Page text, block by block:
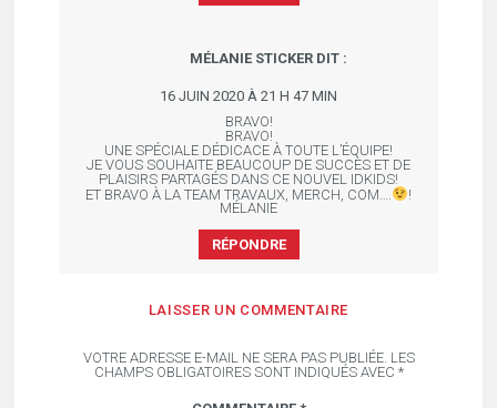
MÉLANIE STICKER DIT :
16 JUIN 2020 À 21 H 47 MIN
BRAVO!
BRAVO!
UNE SPÉCIALE DÉDICACE À TOUTE L’ÉQUIPE!
JE VOUS SOUHAITE BEAUCOUP DE SUCCÈS ET DE
PLAISIRS PARTAGÉS DANS CE NOUVEL IDKIDS!
ET BRAVO À LA TEAM TRAVAUX, MERCH, COM….
!
MÉLANIE
RÉPONDRE
LAISSER UN COMMENTAIRE
VOTRE ADRESSE E-MAIL NE SERA PAS PUBLIÉE. LES
CHAMPS OBLIGATOIRES SONT INDIQUÉS AVEC *